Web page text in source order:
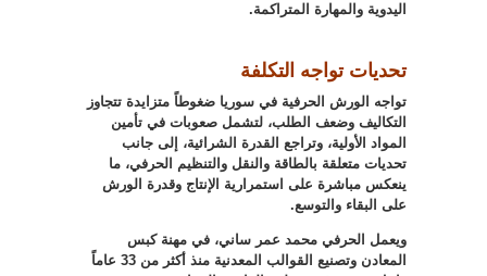
اليدوية والمهارة المتراكمة.
تحديات تواجه التكلفة
تواجه الورش الحرفية في سوريا ضغوطاً متزايدة تتجاوز
التكاليف وضعف الطلب، لتشمل صعوبات في تأمين
المواد الأولية، وتراجع القدرة الشرائية، إلى جانب
تحديات متعلقة بالطاقة والنقل والتنظيم الحرفي، ما
ينعكس مباشرة على استمرارية الإنتاج وقدرة الورش
على البقاء والتوسع.
ويعمل الحرفي محمد عمر ساني، في مهنة كبس
المعادن وتصنيع القوالب المعدنية منذ أكثر من 33 عاماً